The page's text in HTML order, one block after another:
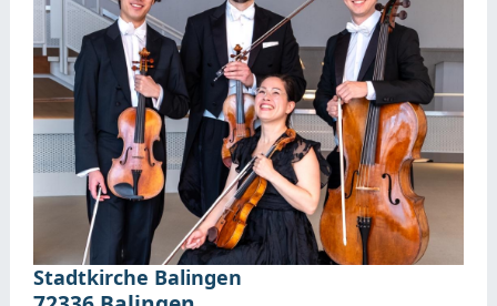
Stadtkirche Balingen